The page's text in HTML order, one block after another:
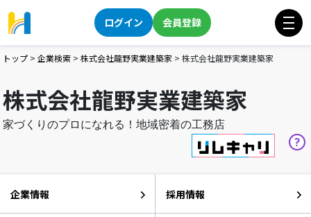
ログイン 会員登録
トップ > 企業検索 > 株式会社龍野実業建築家 > 株式会社龍野実業建築家
株式会社龍野実業建築家
家づくりのプロになれる！地域密着の工務店
企業情報 採用情報